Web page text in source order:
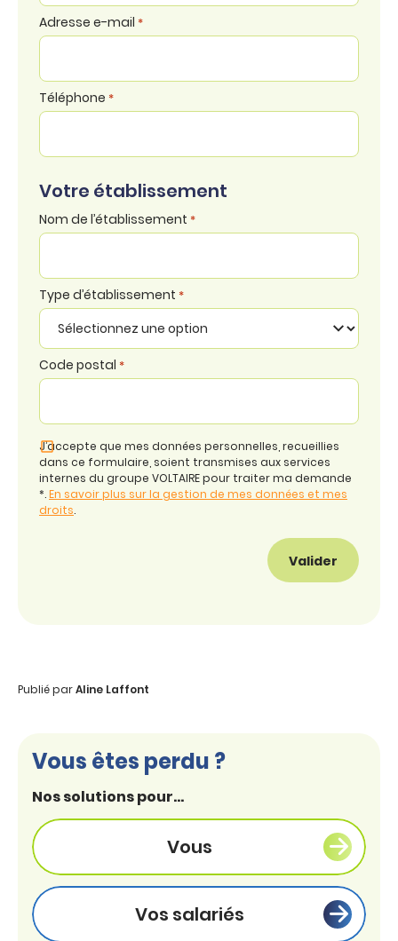
Adresse e-mail *
Téléphone *
Votre établissement
Nom de l’établissement *
Type d’établissement *
Code postal *
J’accepte que mes données personnelles, recueillies
dans ce formulaire, soient transmises aux services
internes du groupe VOLTAIRE pour traiter ma demande
*.En savoir plus sur la gestion de mes données et mes
droits.
Publié parAline Laffont
Vous êtes perdu ?
Nos solutions pour...
Vous
Vos salariés